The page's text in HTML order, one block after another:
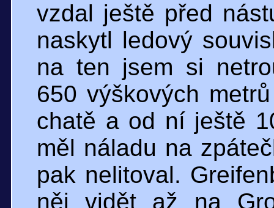
vzdal ještě před
naskytl ledový
na ten jsem si
650 výškových
chatě a od ní ještě
měl náladu na
pak nelitoval.
něj vidět až na